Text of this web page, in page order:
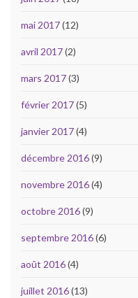
mai 2017(12)
avril 2017(2)
mars 2017(3)
février 2017(5)
janvier 2017(4)
décembre 2016(9)
novembre 2016(4)
octobre 2016(9)
septembre 2016(6)
août 2016(4)
juillet 2016(13)